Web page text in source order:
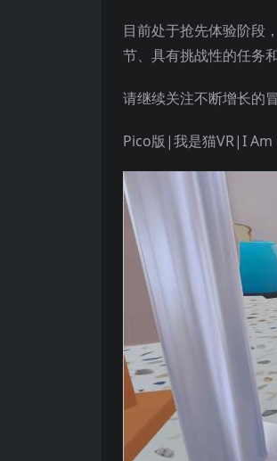
目前处于抢先体验阶段
节、具有挑战性的任务
请继续关注不断增长的
Pico版|我是猫VR|I